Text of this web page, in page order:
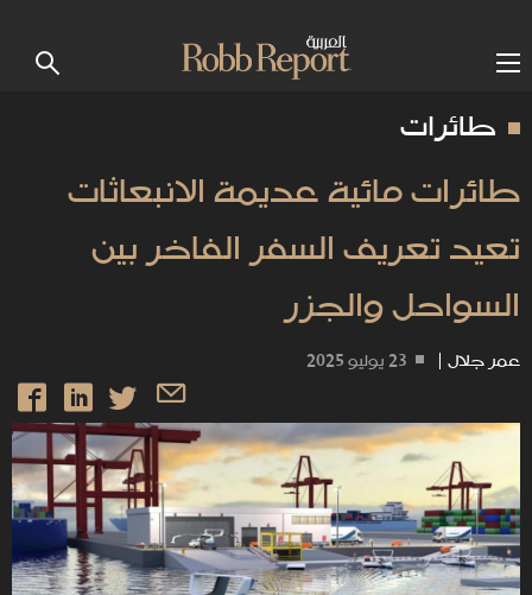
طائرات
طائرات مائية عديمة الانبعاثات
تعيد تعريف السفر الفاخر بين
السواحل والجزر
عمر جلال | 23 يوليو 2025